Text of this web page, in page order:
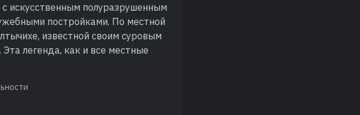
искусственным полуразрушенным
постройками. По местной
известной своим суровым
легенда, как и все местные